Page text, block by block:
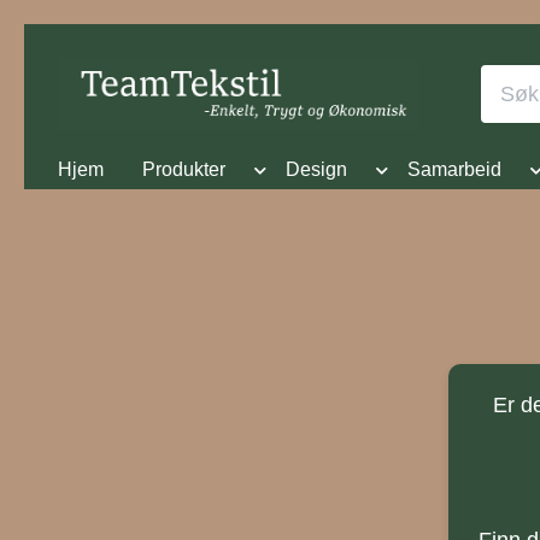
Hjem Produkter Design Samarbeid
Er